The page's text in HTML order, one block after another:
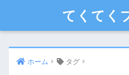
てくてく
ホーム タグ